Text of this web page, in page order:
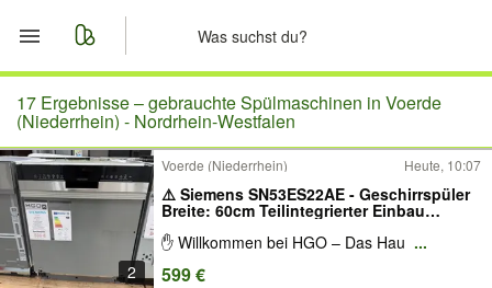
Start
Merkliste
Nachrichten
Anzeige aufgeben
17 Ergebnisse –gebrauchte Spülmaschinen in Voerde
(Niederrhein) - Nordrhein-Westfalen
2
Voerde (Niederrhein) Heute, 10:07
⚠️ Siemens SN53ES22AE - Geschirrspüler
Breite: 60cm Teilintegrierter Einbau
Energieklasse: A Besteckkorb W-LAN
fähig (WiFi) App Home Connect
✋ Willkommen bei HGO – Das Hau ...
599 €